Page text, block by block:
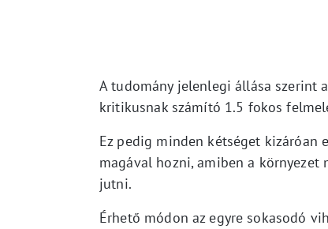
A tudomány jelenlegi állása szerint
kritikusnak számító 1.5 fokos
Ez pedig minden kétséget
magával hozni, amiben a
jutni.
Érhető módon az egyre sokasodó